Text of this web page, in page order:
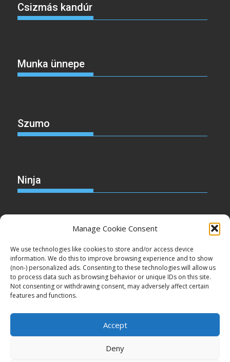
Manage Cookie Consent
We use technologies like cookies to store and/or access device
information. We do this to improve browsing experience and to show
(non-) personalized ads. Consenting to these technologies will allow us
to process data such as browsing behavior or unique IDs on this site.
Not consenting or withdrawing consent, may adversely affect certain
features and functions.
Accept
Deny
Csizmás kandúr
Munka ünnepe
Szumo
Ninja
Cake